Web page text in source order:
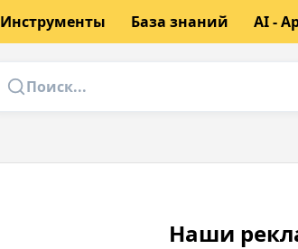
Инструменты База знаний AI -
Наши